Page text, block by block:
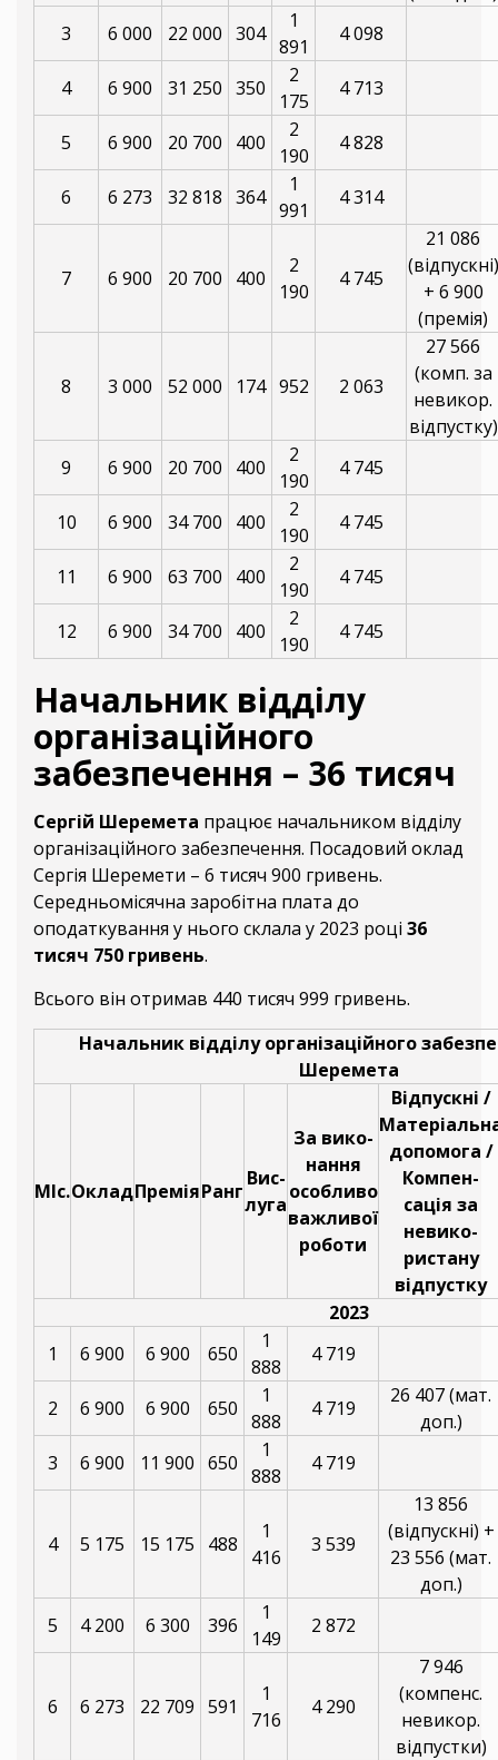
3
6 000 22 000 304
1
891
4 098
4 6 900 31 250 350
2
175
4 713
5 6 900 20 700 400
2
190
4 828
6 6 273 32 818 364
1
991
4 314
7 6 900 20 700 400
2
190
4 745
21 086
(відпускні)
+ 6 900
(премія)
8 3 000 52 000 174 952 2 063
27 566
(комп. за
невикор.
відпустку)
9
6 900 20 700 400
2
190
4 745
10 6 900 34 700 400
2
190
4 745
11 6 900 63 700 400
2
190
4 745
12 6 900 34 700 400
2
190
4 745
Начальник відділу
організаційного
забезпечення – 36 тисяч
Сергій Шеремета працює начальником відділу
організаційного забезпечення. Посадовий оклад
Сергія Шеремети – 6 тисяч 900 гривень.
Середньомісячна заробітна плата до
оподаткування у нього склала у 2023 році 36
тисяч 750 гривень.
Всього він отримав 440 тисяч 999 гривень.
Начальник відділу організаційного
Шеремета
МІс.ОкладПреміяРанг
Вис-
луга
За вико-
нання
особливо
важливої
роботи
Відпускні /
допомога /
Компен-
сація за
невико-
ристану
відпустку
2023
1
6 900 6 900 650
1
888
4 719
2 6 900 6 900 650
1
888
4 719
26 407 (мат.
доп.)
3
6 900 11 900 650
1
888
4 719
4 5 175 15 175 488
1
416
3 539
13 856
(відпускні) +
23 556 (мат.
доп.)
5
4 200 6 300 396
1
149
2 872
6 6 273 22 709 591
1
716
4 290
7 946
(компенс.
невикор.
відпустки)